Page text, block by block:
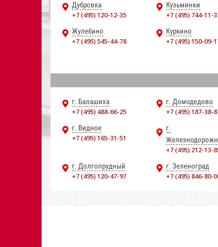
Дубровка
+7 (495) 120-12-35
Кузьминки
+7 (495) 744-11-
Жулебино
+7 (495) 545-44-78
Куркино
+7 (495) 150-09-
г. Балашиха
+7 (495) 488-66-25
г. Домодедово
+7 (495) 187-38-
г. Видное
+7 (495) 165-31-51
г.
+7 (495) 212-13-
г. Долгопрудный
+7 (495) 120-47-97
г. Зеленоград
+7 (495) 846-80-